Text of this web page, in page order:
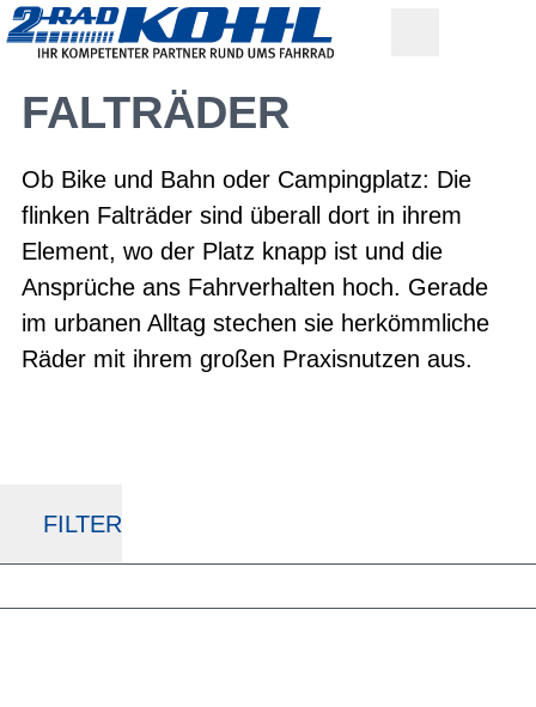
FALTRÄDER
Ob Bike und Bahn oder Campingplatz: Die
flinken Falträder sind überall dort in ihrem
Element, wo der Platz knapp ist und die
Ansprüche ans Fahrverhalten hoch. Gerade
im urbanen Alltag stechen sie herkömmliche
Räder mit ihrem großen Praxisnutzen aus.
FILTER